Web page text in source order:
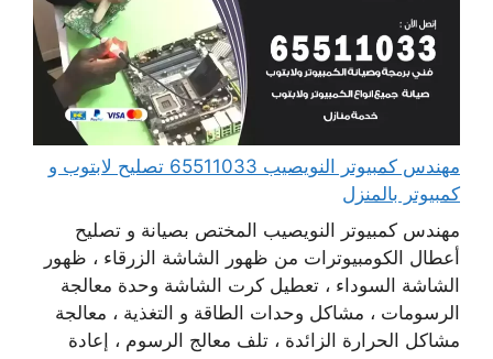
مهندس كمبيوتر النويصيب 65511033 تصليح لابتوب و
كمبيوتر بالمنزل
مهندس كمبيوتر النويصيب المختص بصيانة و تصليح
أعطال الكومبيوترات من ظهور الشاشة الزرقاء ، ظهور
الشاشة السوداء ، تعطيل كرت الشاشة وحدة معالجة
الرسومات ، مشاكل وحدات الطاقة و التغذية ، معالجة
مشاكل الحرارة الزائدة ، تلف معالج الرسوم ، إعادة